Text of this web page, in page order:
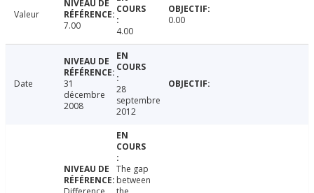
Valeur
7.00
4.00
0.00
Date
31
décembre
2008
28
septembre
2012
The gap
between